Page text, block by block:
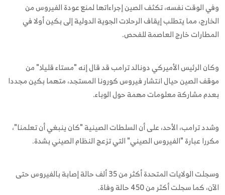
وفي الوقت نفسه، تكثف الصين إجراءاتها لمنع عودة الفيروس من
الخارج، مما يتطلب إيقاف الرحلات الجوية الدولية إلى بكين أولا في
المطارات خارج العاصمة للفحص.
وكان الرئيس الأميركي دونالد ترامب قد قال إنه "مستاء قليلا" من
موقف الصين حيال انتشار فيروس كورونا المستجد، متهما بكين مجددا
بعدم مشاركة معلومات مهمة حول الوباء.
وشدد ترامب، الأحد، على أن السلطات الصينية "كان ينبغي أن تعلمنا"،
مكررا عبارة "الفيروس الصيني" التي تزعج النظام الصيني بشدة.
وسجلت الولايات المتحدة أكثر من 35 ألف حالة إصابة بالفيروس حتى
الآن، كما سجلت أكثر من 450 حالة وفاة.